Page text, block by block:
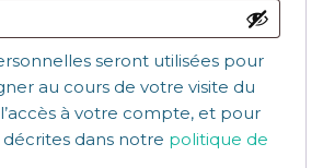
seront utilisées pour
au cours de votre visite du
à votre compte, et pour
décrites dans notre politique de